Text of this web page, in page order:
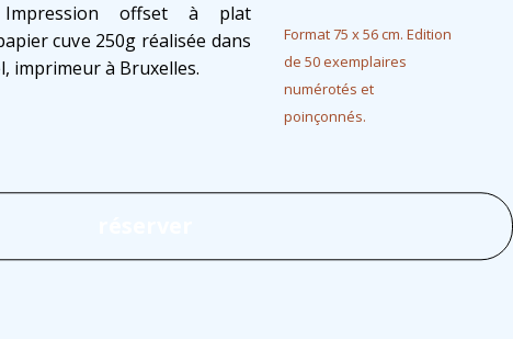
offset à plat
cuve 250g réalisée dans
, imprimeur à Bruxelles.
Format 75 x 56 cm. Edition
de 50 exemplaires
numérotés et
poinçonnés.